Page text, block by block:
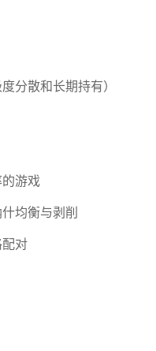
分散和长期持有）
游戏
均衡与剥削
配对